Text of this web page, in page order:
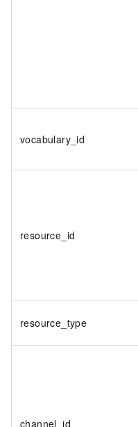
vocabulary_id
resource_id
resource_type
channel_id